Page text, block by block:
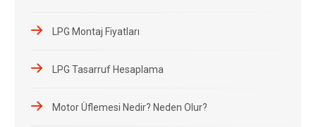
LPG Montaj Fiyatları
LPG Tasarruf Hesaplama
Motor Üflemesi Nedir? Neden Olur?